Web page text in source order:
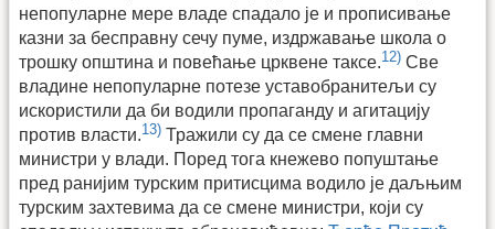
непопуларне мере владе спадало је и прописивање
казни за бесправну сечу пуме, издржавање школа о
трошку општина и повећање црквене таксе.12) Све
владине непопуларне потезе уставобранитељи су
искористили да би водили пропаганду и агитацију
против власти.13) Тражили су да се смене главни
министри у влади. Поред тога кнежево попуштање
пред ранијим турским притисцима водило је даљњим
турским захтевима да се смене министри, који су